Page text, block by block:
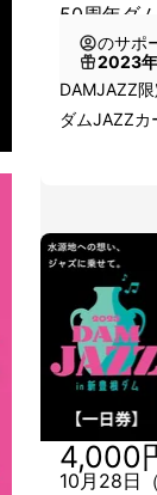
50周年ダ
のサポ
2023
DAMJAZZ
ダムJAZZカ
10月28日
4,000